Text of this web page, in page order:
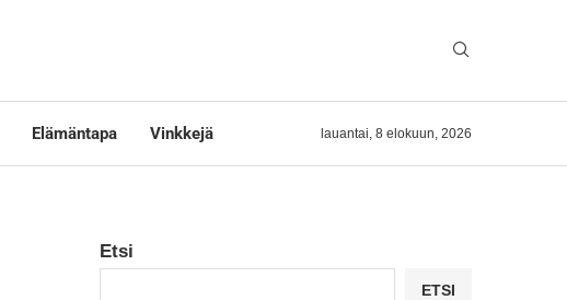
Elämäntapa Vinkkejä lauantai, 8 elokuun, 2026
Etsi
ETSI